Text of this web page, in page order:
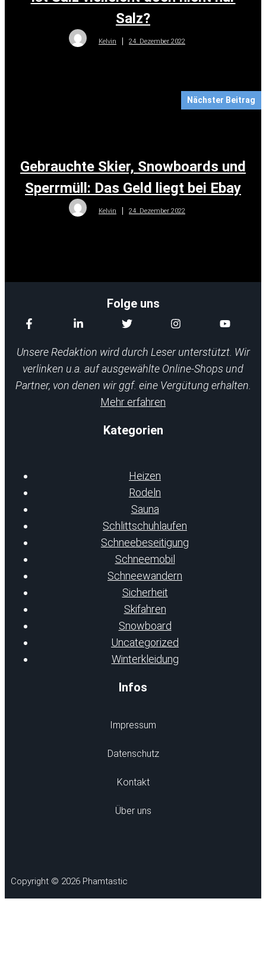
Salz?
Kelvin 24. Dezember 2022
Nächster Beitrag
Gebrauchte Skier, Snowboards und
Sperrmüll: Das Geld liegt bei Ebay
Kelvin 24. Dezember 2022
Folge uns
Unsere Redaktion wird durch Leser unterstützt. Wir
verlinken u.a. auf ausgewählte Online-Shops und
Partner, von denen wir ggf. eine Vergütung erhalten.
Mehr erfahren
Kategorien
Heizen
Rodeln
Sauna
Schlittschuhlaufen
Schneebeseitigung
Schneemobil
Schneewandern
Sicherheit
Skifahren
Snowboard
Uncategorized
Winterkleidung
Infos
Impressum
Datenschutz
Kontakt
Über uns
Copyright © 2026 Phamtastic